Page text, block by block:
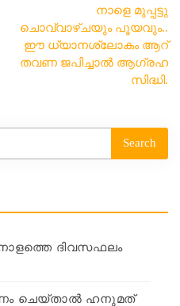
നാളെ മുപ്പട്ടു
ചൊവ്വാഴ്ചയും പൂയവും..
ഈ ധ്യാനശ്ലോകം ആറ്
തവണ ജപിച്ചാൽ ആഗ്രഹ
സിദ്ധി.
ദിവസഫലം
ചെയ്താൽ ഹനുമത്